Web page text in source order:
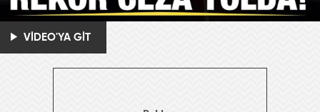
VİDEO'YA GİT